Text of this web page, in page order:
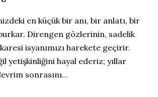
en küçük bir anı, bir anlatı, bir
Direngen gözlerinin, sadelik
isyanımızı harekete geçirir.
yetişkinliğini hayal ederiz; yıllar
sonrasını…